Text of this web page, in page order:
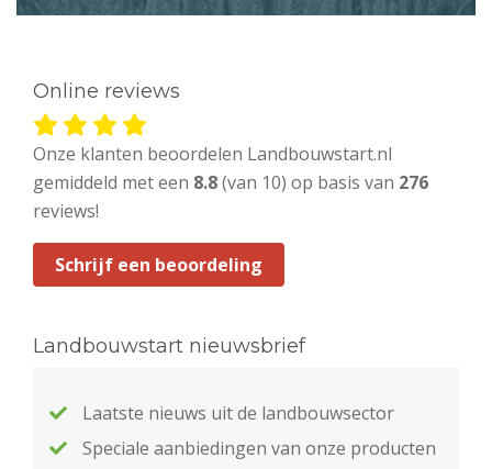
Online reviews
Onze klanten beoordelen Landbouwstart.nl
gemiddeld met een 8.8(van 10) op basis van 276
reviews!
Schrijf een beoordeling
Landbouwstart nieuwsbrief
Laatste nieuws uit de landbouwsector
Speciale aanbiedingen van onze producten